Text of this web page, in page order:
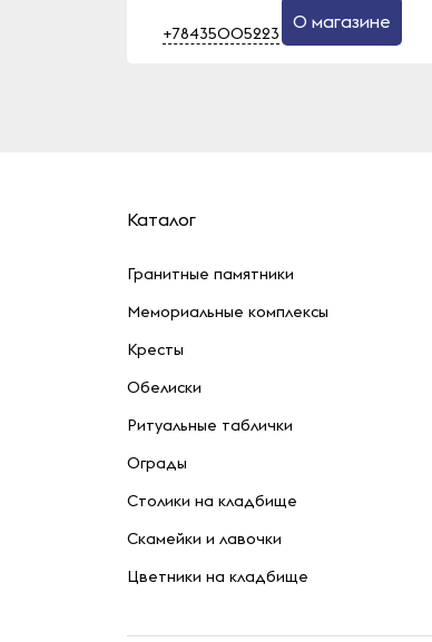
+78435005223
О магазине
Каталог
Гранитные памятники
Мемориальные комплексы
Кресты
Обелиски
Ритуальные таблички
Ограды
Столики на кладбище
Скамейки и лавочки
Цветники на кладбище